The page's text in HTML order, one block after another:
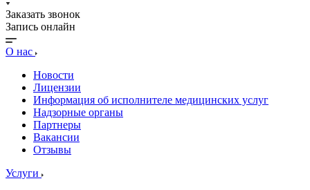
Заказать звонок
Запись онлайн
О нас
Новости
Лицензии
Информация об исполнителе медицинских услуг
Надзорные органы
Партнеры
Вакансии
Отзывы
Услуги